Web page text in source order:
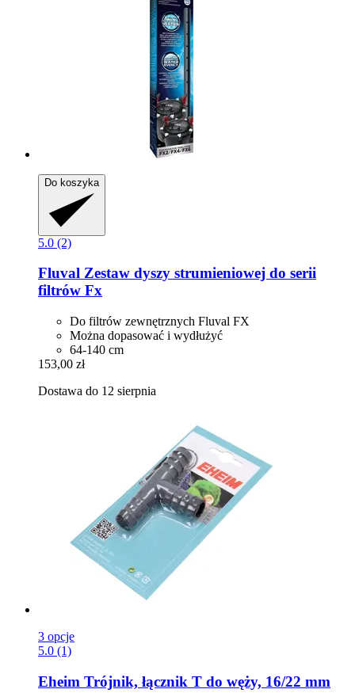
Do koszyka
5.0 (2)
Fluval Zestaw dyszy strumieniowej do serii
filtrów Fx
Do filtrów zewnętrznych Fluval FX
Można dopasować i wydłużyć
64-140 cm
153,00 zł
Dostawa do 12 sierpnia
3 opcje
5.0 (1)
Eheim Trójnik, łącznik T do węży, 16/22 mm